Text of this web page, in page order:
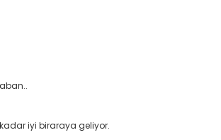
kadar iyi biraraya geliyor.